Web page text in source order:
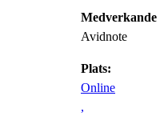
Medverkande:
Avidnote
Plats:
Online
,